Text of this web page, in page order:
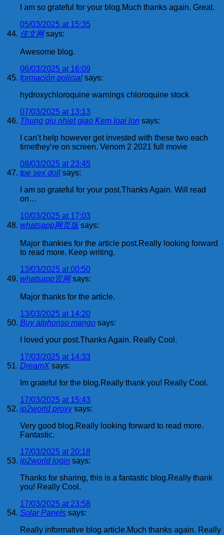
I am so grateful for your blog.Much thanks again. Great.
05/03/2025 at 15:35
佳文网 says:
Awesome blog.
06/03/2025 at 16:09
formación policial says:
hydroxychloroquine warnings chloroquine stock
07/03/2025 at 13:13
Thung giu nhiet giao Kem loai lon says:
I can’t help however get invested with these two each
timethey’re on screen. Venom 2 2021 full movie
08/03/2025 at 23:45
tpe sex doll says:
I am so grateful for your post.Thanks Again. Will read
on…
10/03/2025 at 17:03
whatsapp网页版 says:
Major thankies for the article post.Really looking forward
to read more. Keep writing.
13/03/2025 at 00:50
whatsapp官网 says:
Major thanks for the article.
13/03/2025 at 14:20
Buy alphonso mango says:
I loved your post.Thanks Again. Really Cool.
17/03/2025 at 14:33
DreamX says:
Im grateful for the blog.Really thank you! Really Cool.
17/03/2025 at 15:43
ip2world proxy says:
Very good blog.Really looking forward to read more.
Fantastic.
17/03/2025 at 20:18
ip2world login says:
Thanks for sharing, this is a fantastic blog.Really thank
you! Really Cool.
17/03/2025 at 23:58
Solar Panels says:
Really informative blog article.Much thanks again. Really